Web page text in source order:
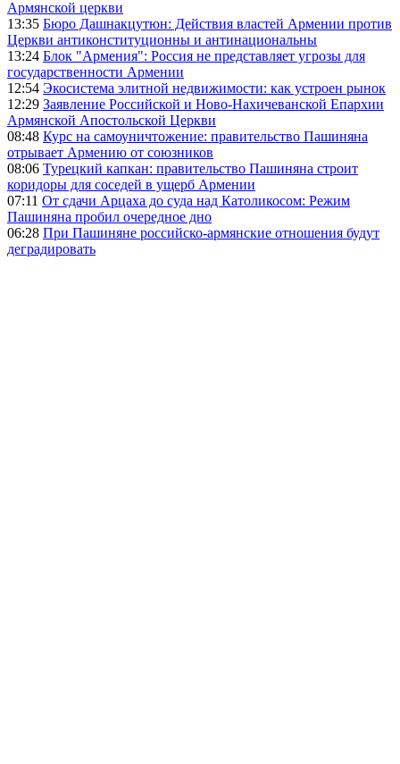
Армянской церкви
13:35 Бюро Дашнакцутюн: Действия властей Армении против
Церкви антиконституционны и антинациональны
13:24 Блок "Армения": Россия не представляет угрозы для
государственности Армении
12:54 Экосистема элитной недвижимости: как устроен рынок
12:29 Заявление Российской и Ново-Нахичеванской Епархии
Армянской Апостольской Церкви
08:48 Курс на самоуничтожение: правительство Пашиняна
отрывает Армению от союзников
08:06 Турецкий капкан: правительство Пашиняна строит
коридоры для соседей в ущерб Армении
07:11 От сдачи Арцаха до суда над Католикосом: Режим
Пашиняна пробил очередное дно
06:28 При Пашиняне российско-армянские отношения будут
деградировать